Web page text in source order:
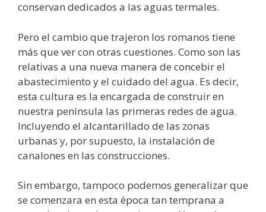
conservan dedicados a las aguas termales.
Pero el cambio que trajeron los romanos tiene
más que ver con otras cuestiones. Como son las
relativas a una nueva manera de concebir el
abastecimiento y el cuidado del agua. Es decir,
esta cultura es la encargada de construir en
nuestra península las primeras redes de agua.
Incluyendo el alcantarillado de las zonas
urbanas y, por supuesto, la instalación de
canalones en las construcciones.
Sin embargo, tampoco podemos generalizar que
se comenzara en esta época tan temprana a